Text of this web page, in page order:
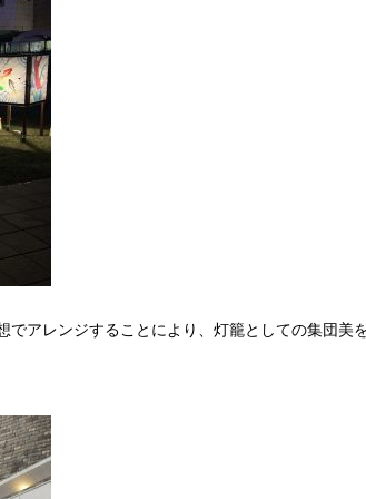
アレンジすることにより、灯籠としての集団美